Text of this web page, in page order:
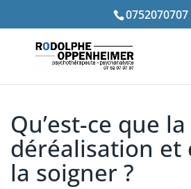
0752070707
Qu’est-ce que la
déréalisation et
la soigner ?